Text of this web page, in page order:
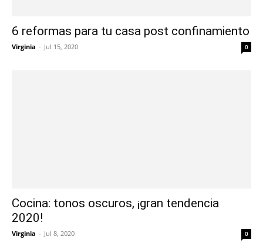
6 reformas para tu casa post confinamiento
Virginia - Jul 15, 2020 0
Cocina: tonos oscuros, ¡gran tendencia
2020!
Virginia - Jul 8, 2020 0